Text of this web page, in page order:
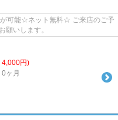
可能☆ネット無料☆ ご来店のご予
願いします。
4,000円)
ヶ月